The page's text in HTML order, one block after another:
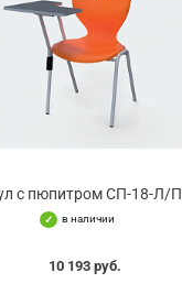
с пюпитром СП-18-Л/П
в наличии
10 193 руб.